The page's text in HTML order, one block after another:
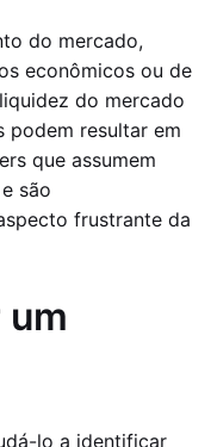
do mercado,
econômicos ou de
do mercado
podem resultar em
que assumem
são
frustrante da
lo a identificar